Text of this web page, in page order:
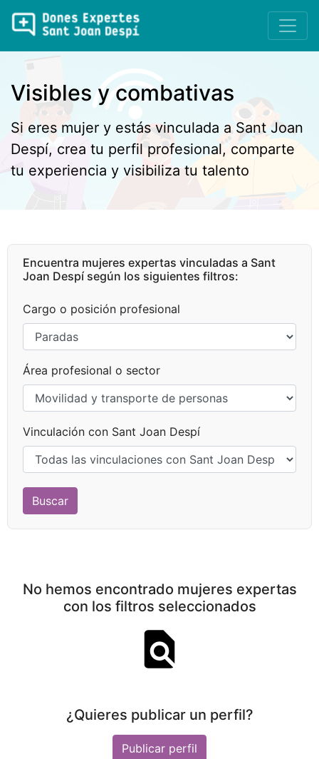
Visibles y combativas
Si eres mujer y estás vinculada a Sant Joan
Despí, crea tu perfil profesional, comparte
tu experiencia y visibiliza tu talento
Encuentra mujeres expertas vinculadas a Sant
Joan Despí según los siguientes filtros:
Cargo o posición profesional
Área profesional o sector
Vinculación con Sant Joan Despí
No hemos encontrado mujeres expertas
con los filtros seleccionados
¿Quieres publicar un perfil?
Publicar perfil